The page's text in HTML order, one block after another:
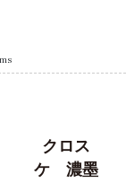
クロス
ケ 濃墨